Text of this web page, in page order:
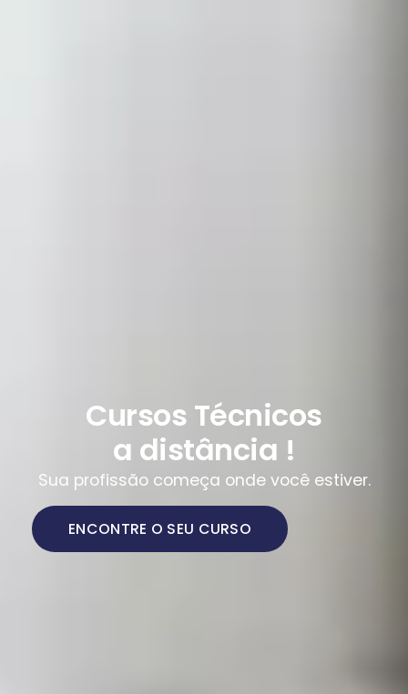
Cursos Técnicos
a distância !
Sua profissão começa onde você estiver.
ENCONTRE O SEU CURSO